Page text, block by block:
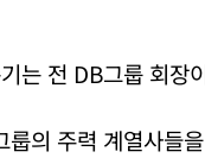
는 전 DB그룹 회장
룹의 주력 계열사들